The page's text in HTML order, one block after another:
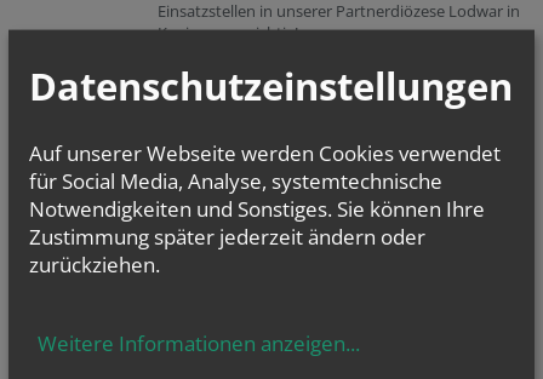
Einsatzstellen in unserer Partnerdiözese Lodwar in
Kenia genau richtig!
Datenschutzeinstellungen
Auf unserer Webseite werden Cookies verwendet
für Social Media, Analyse, systemtechnische
Notwendigkeiten und Sonstiges. Sie können Ihre
Zustimmung später jederzeit ändern oder
zurückziehen.
Weitere Informationen anzeigen...